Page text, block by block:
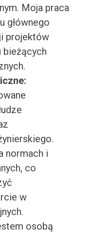
Moja praca
głównego
projektów
bieżących
normach i
co
w
osobą